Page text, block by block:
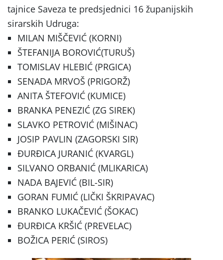
tajnice Saveza te predsjednici 16 županijskih
sirarskih Udruga:
MILAN MIŠČEVIĆ (KORNI)
ŠTEFANIJA BOROVIĆ(TURUŠ)
TOMISLAV HLEBIĆ (PRGICA)
SENADA MRVOŠ (PRIGORŽ)
ANITA ŠTEFOVIĆ (KUMICE)
BRANKA PENEZIĆ (ZG SIREK)
SLAVKO PETROVIĆ (MIŠINAC)
JOSIP PAVLIN (ZAGORSKI SIR)
ĐURĐICA JURANIĆ (KVARGL)
SILVANO ORBANIĆ (MLIKARICA)
NADA BAJEVIĆ (BIL-SIR)
GORAN FUMIĆ (LIČKI ŠKRIPAVAC)
BRANKO LUKAČEVIĆ (ŠOKAC)
ĐURĐICA KRŠIĆ (PREVELAC)
BOŽICA PERIĆ (SIROS)